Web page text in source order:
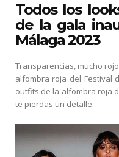
Todos los
de la gala
Málaga 2023
Transparencias, mucho
alfombra roja del Festival
outfits de la alfombra roja
te pierdas un detalle.